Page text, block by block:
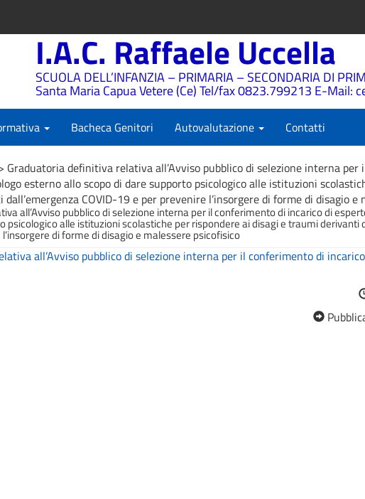
I.A.C. Raffaele Uccella
SCUOLA DELL’INFANZIA – PRIMARIA – SECONDARIA DI
Santa Maria Capua Vetere (Ce) Tel/fax 0823.799213 E-Mail:
Bacheca Genitori Autovalutazione Contatti
Graduatoria definitiva relativa all’Avviso pubblico di selezione interna per
esterno allo scopo di dare supporto psicologico alle istituzioni
COVID-19 e per prevenire l’insorgere di forme di disagio e
all’Avviso pubblico di selezione interna per il conferimento di incarico di
psicologico alle istituzioni scolastiche per rispondere ai disagi e traumi derivanti
di forme di disagio e malessere psicofisico
all’Avviso pubblico di selezione interna per il conferimento di